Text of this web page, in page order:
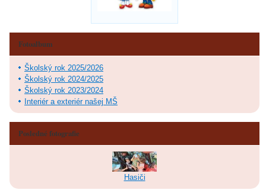
Fotoalbum
Školský rok 2025/2026
Školský rok 2024/2025
Školský rok 2023/2024
Interiér a exteriér našej MŠ
Posledné fotografie
Hasiči